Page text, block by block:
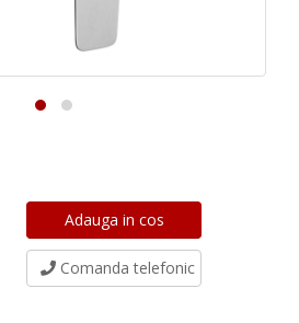
Comanda telefonic